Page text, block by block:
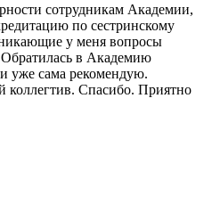
сотрудникам Академии,
по сестринскому
у меня вопросы
в Академию
уже сама рекомендую.
коллегтив. Спасибо. Приятно